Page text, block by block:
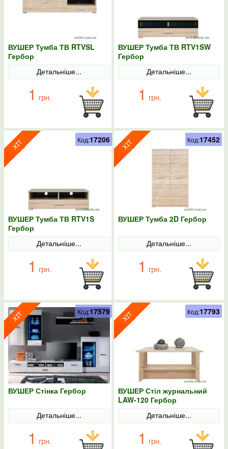
ВУШЕР Тумба ТВ RTVSL
Гербор
Детальніше...
1 грн.
ВУШЕР Тумба ТВ RTV1SW
Гербор
Детальніше...
1 грн.
ВУШЕР Тумба ТВ RTV1S
Гербор
Детальніше...
1 грн.
Код:17206
ВУШЕР Тумба 2D Гербор
Детальніше...
1 грн.
Код:17452
ВУШЕР Стінка Гербор
Детальніше...
1 грн.
Код:17579
ВУШЕР Стіл журнальний
LAW-120 Гербор
Детальніше...
1 грн.
Код:17793